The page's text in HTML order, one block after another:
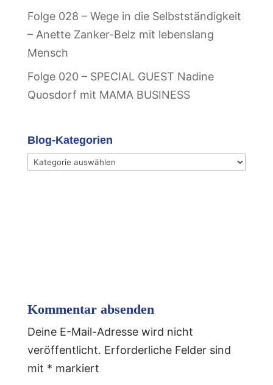
Folge 028 – Wege in die Selbstständigkeit
– Anette Zanker-Belz mit lebenslang
Mensch
Folge 020 – SPECIAL GUEST Nadine
Quosdorf mit MAMA BUSINESS
Blog-Kategorien
Blog-
Kommentar absenden
Deine E-Mail-Adresse wird nicht
veröffentlicht. Erforderliche Felder sind
mit * markiert